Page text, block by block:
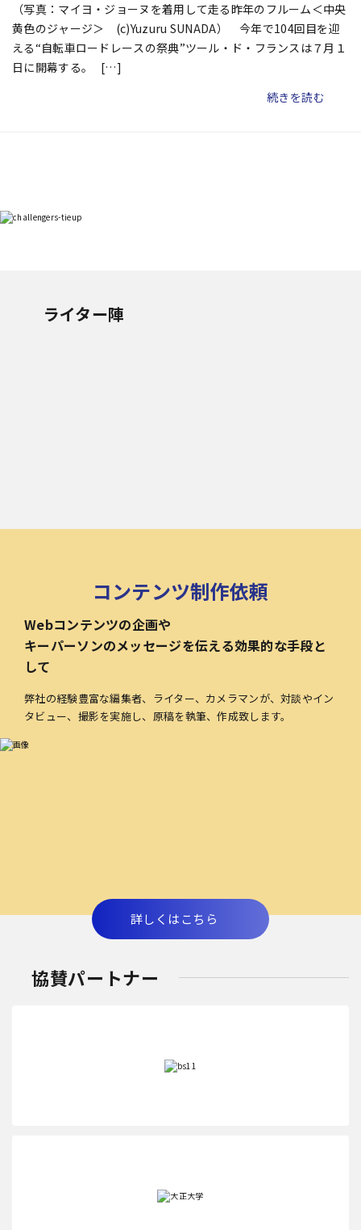
（写真：マイヨ・ジョーヌを着用して走る昨年のフルーム＜中央
黄色のジャージ＞ (c)Yuzuru SUNADA） 今年で104回目を迎
える“自転車ロードレースの祭典”ツール・ド・フランスは７月１
日に開幕する。 […]
続きを読む
ライター陣
コンテンツ制作依頼
Webコンテンツの企画や
キーパーソンのメッセージを伝える効果的な手段と
して
弊社の経験豊富な編集者、ライター、カメラマンが、対談やイン
タビュー、撮影を実施し、原稿を執筆、作成致します。
詳しくはこちら
協賛パートナー